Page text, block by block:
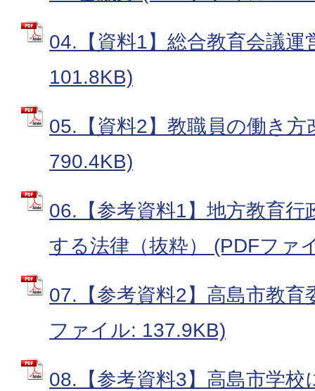
04.【資料1】総合教育会議
101.8KB)
05.【資料2】教職員の働き
790.4KB)
06.【参考資料1】地方教育行
する法律（抜粋） (PDFファ
07.【参考資料2】高島市教育
ファイル: 137.9KB)
08.【参考資料3】高島市学